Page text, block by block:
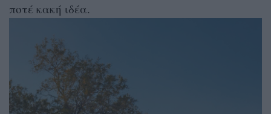
ποτέ κακή ιδέα.